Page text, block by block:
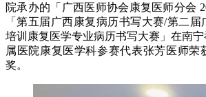
院承办的「广西医师协会康复医师分会
「第五届广西康复病历书写大赛/第二
培训康复医学专业病历书写大赛」在南
属医院康复医学科参赛代表张芳医师荣
奖。